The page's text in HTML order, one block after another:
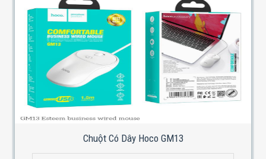
Chuột Có Dây Hoco GM13